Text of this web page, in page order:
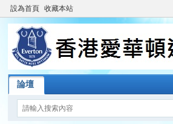
設為首頁 收藏本站
論壇